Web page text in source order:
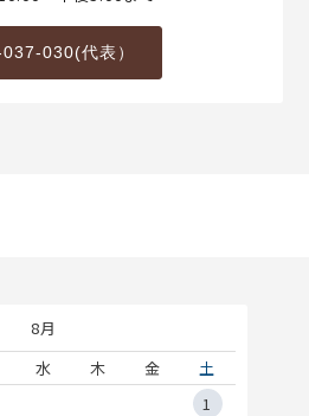
030(代表）
8月
水 木 金
土
1